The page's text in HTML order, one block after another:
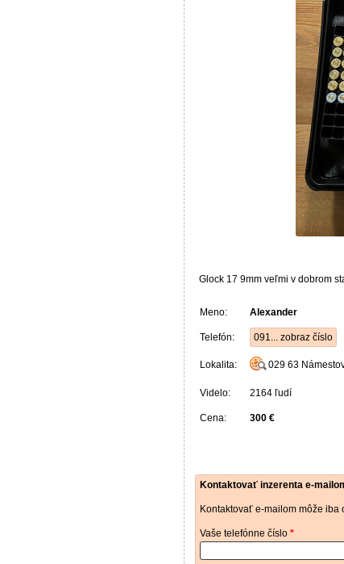
Glock 17 9mm veľmi v dobrom
Meno: Alexander
Telefón: 091... zobraz číslo
Lokalita: 029 63
Videlo: 2164 ľudí
Cena: 300 €
Kontaktovať inzerenta e-
Kontaktovať e-mailom môže iba
Vaše telefónne číslo *